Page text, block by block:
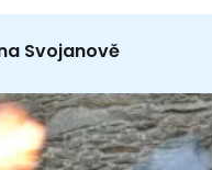
Svojanově